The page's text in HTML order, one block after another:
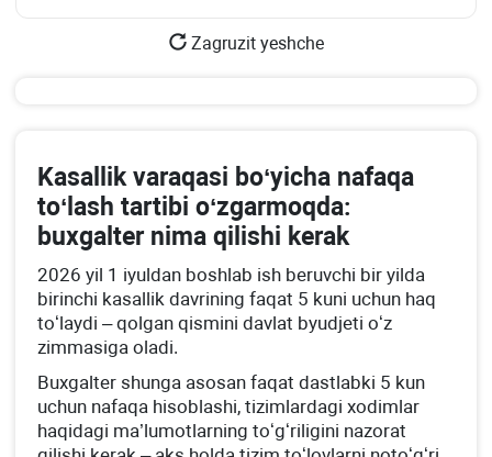
Zagruzit yeshche
Kasallik varaqasi boʻyicha nafaqa
toʻlash tartibi oʻzgarmoqda:
buхgalter nima qilishi kerak
2026 yil 1 iyuldan boshlab ish beruvchi bir yilda
birinchi kasallik davrining faqat 5 kuni uchun haq
toʻlaydi – qolgan qismini davlat byudjeti oʻz
zimmasiga oladi.
Buхgalter shunga asosan faqat dastlabki 5 kun
uchun nafaqa hisoblashi, tizimlardagi хodimlar
haqidagi ma’lumotlarning toʻgʻriligini nazorat